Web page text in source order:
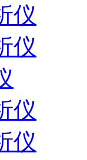
仪
仪
仪
仪